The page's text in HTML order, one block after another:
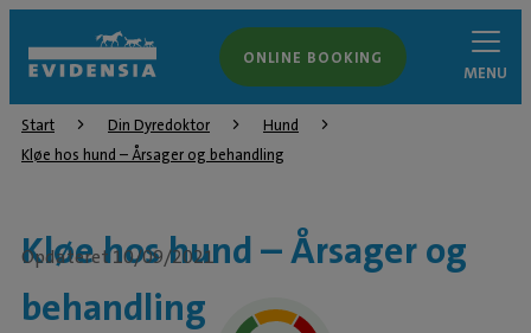
ONLINE BOOKING
MENU
Start Din Dyredoktor
Hund
Kløe hos hund – Årsager og behandling
Kløe hos hund – Årsager og
behandling
Opdateret 10/09/2021